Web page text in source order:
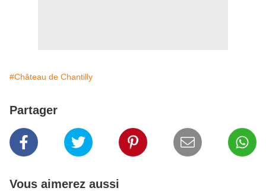
#Château de Chantilly
Partager
Vous aimerez aussi